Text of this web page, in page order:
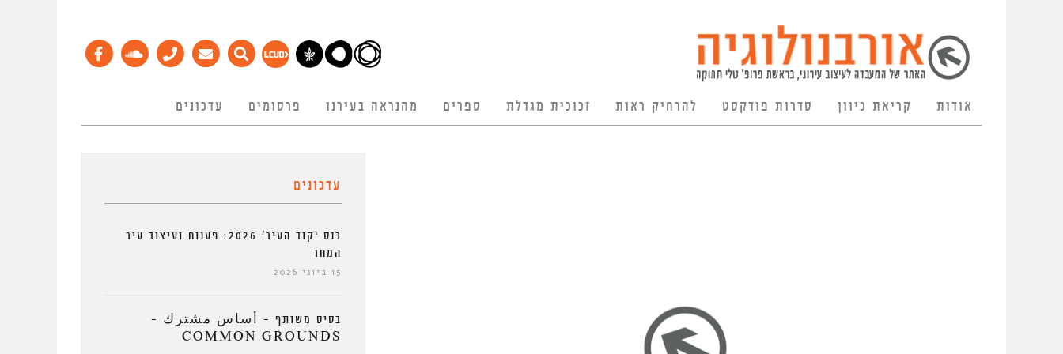
אודות קריאת כיוון סדרות פודקסט להרחיק ראות זכוכית מגדלת ספרים מהנראה בעירנו פרסומים עדכונים
עדכונים
כנס ‘קוד העיר’ 2026: פענוח ועיצוב עיר
המחר
15 ביוני 2026
בסיס משותף – أساس مشترك –
COMMON GROUNDS